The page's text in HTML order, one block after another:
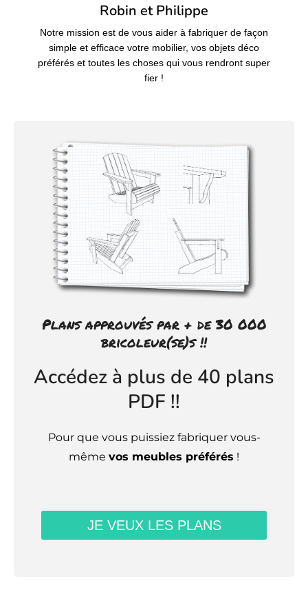
Robin et Philippe
Notre mission est de vous aider à fabriquer de façon
simple et efficace votre mobilier, vos objets déco
préférés et toutes les choses qui vous rendront super
fier !
Plans approuvés par + de 30 000
bricoleur(se)s !!
Accédez à plus de 40 plans
PDF !!
Pour que vous puissiez fabriquer vous-
même vos meubles préférés !